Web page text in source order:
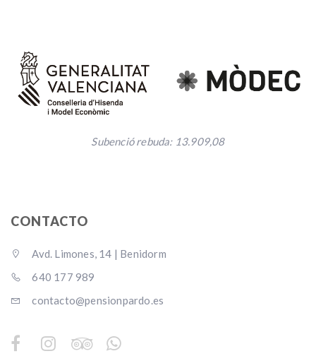
Subenció rebuda: 13.909,08
CONTACTO
Avd. Limones, 14 | Benidorm
640 177 989
contacto@pensionpardo.es